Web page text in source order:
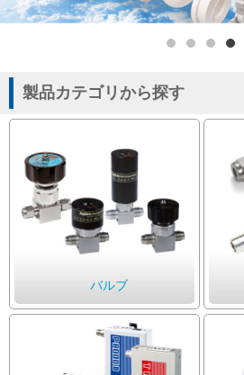
ダウンロード
製品カタログダウンロード
よくあるご質問(FAQ)・用語集
Cv値・流量計算ツール
製品動画一覧
バルブと継手のきほん
製品カテゴリから探す
バルブ